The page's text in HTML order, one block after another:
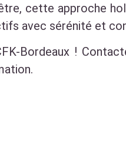
cette approche
avec sérénité et
Bordeaux !